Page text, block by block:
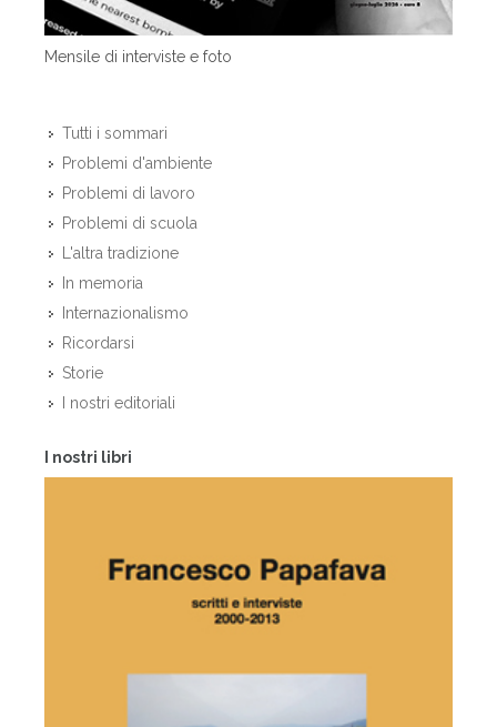
Mensile di interviste e foto
Tutti i sommari
Problemi d'ambiente
Problemi di lavoro
Problemi di scuola
L'altra tradizione
In memoria
Internazionalismo
Ricordarsi
Storie
I nostri editoriali
I nostri libri